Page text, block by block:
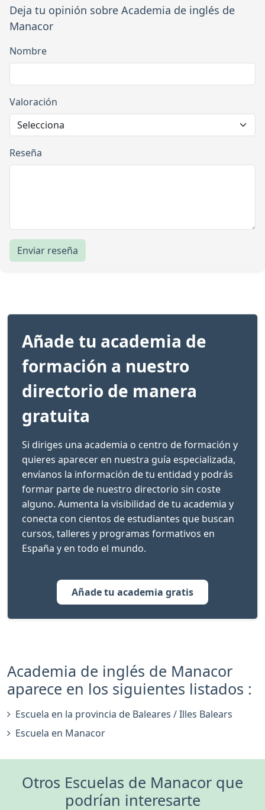
Deja tu opinión sobre Academia de inglés de
Manacor
Nombre
Valoración
Reseña
Enviar reseña
Añade tu academia de
formación a nuestro
directorio de manera
gratuita
Si diriges una academia o centro de formación y
quieres aparecer en nuestra guía especializada,
envíanos la información de tu entidad y podrás
formar parte de nuestro directorio sin coste
alguno. Aumenta la visibilidad de tu academia y
conecta con cientos de estudiantes que buscan
cursos, talleres y programas formativos en
España y en todo el mundo.
Añade tu academia gratis
Academia de inglés de Manacor
aparece en los siguientes listados :
Escuela en la provincia de Baleares / Illes Balears
Escuela en Manacor
Otros Escuelas de Manacor que
podrían interesarte